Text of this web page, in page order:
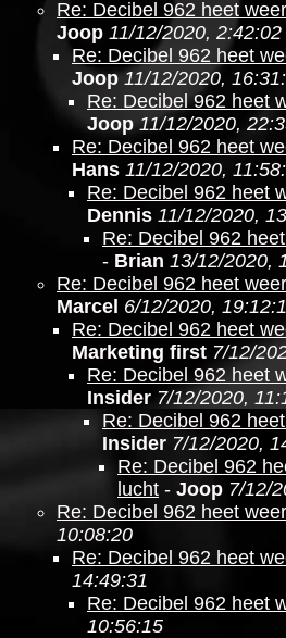
Re: Decibel 962 heet
Joop 11/12/2020, 2:42:02
Re: Decibel 962 heet
Joop 11/12/2020,
Re: Decibel 962 heet
Joop 11/12/2020,
Re: Decibel 962 heet
Hans 11/12/2020,
Re: Decibel 962 heet
Dennis 11/12/2020,
Re: Decibel 962
- Brian 13/12/2020,
Re: Decibel 962 heet
Marcel 6/12/2020,
Re: Decibel 962 heet
Marketing first 7/12/
Re: Decibel 962 heet
Insider 7/12/2020,
Re: Decibel 962
Insider 7/12/2020,
Re: Decibel 962
lucht - Joop 7/12/
Re: Decibel 962 heet
10:08:20
Re: Decibel 962 heet
14:49:31
Re: Decibel 962 heet
10:56:15